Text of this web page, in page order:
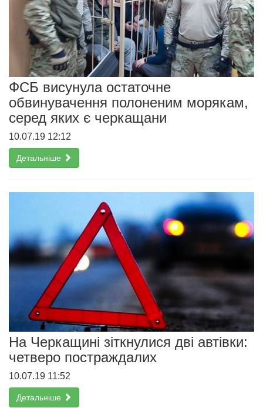
ФСБ висунула остаточне
обвинувачення полоненим морякам,
серед яких є черкащани
10.07.19 12:12
Детальніше
На Черкащині зіткнулися дві автівки:
четверо постраждалих
10.07.19 11:52
Детальніше